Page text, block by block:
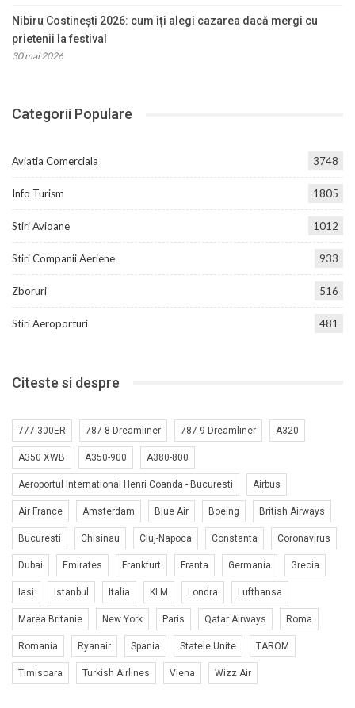
Nibiru Costinești 2026: cum îți alegi cazarea dacă mergi cu
prietenii la festival
30 mai 2026
Categorii Populare
Aviatia Comerciala 3748
Info Turism 1805
Stiri Avioane 1012
Stiri Companii Aeriene 933
Zboruri 516
Stiri Aeroporturi 481
Citeste si despre
777-300ER 787-8 Dreamliner 787-9 Dreamliner A320
A350 XWB A350-900 A380-800
Aeroportul International Henri Coanda - Bucuresti Airbus
Air France Amsterdam Blue Air Boeing British Airways
Bucuresti Chisinau Cluj-Napoca Constanta Coronavirus
Dubai Emirates Frankfurt Franta Germania Grecia
Iasi Istanbul Italia KLM Londra Lufthansa
Marea Britanie New York Paris Qatar Airways Roma
Romania Ryanair Spania Statele Unite TAROM
Timisoara Turkish Airlines Viena Wizz Air